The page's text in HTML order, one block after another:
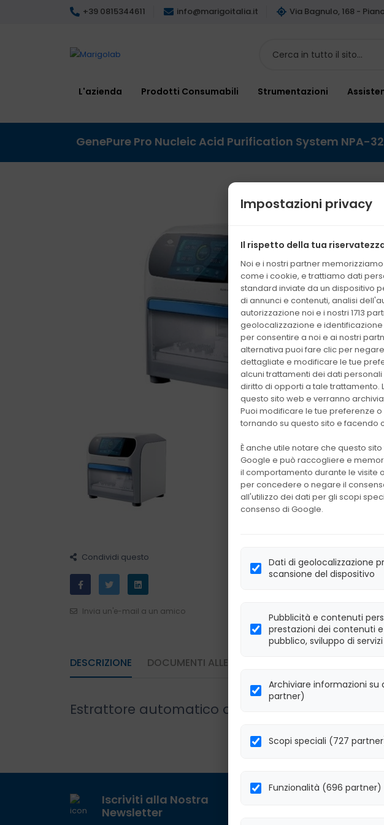
+39 0815344611 info@marigoitalia.it Via Bagnulo, 168 -
L'azienda Prodotti Consumabili Strumentazioni
GenePure Pro Nucleic Acid Purification System NPA-
Condividi questo
Invia un'e-mail a un amico
DESCRIZIONE DOCUMENTI ALLEGATI
Estrattore automatico di acidi nucleici.
Iscriviti alla Nostra
Newsletter
Iscriviti per ricevere le
Impostazioni privacy
Il rispetto della tua
Noi e i nostri partner
come i cookie, e trattiamo dati
standard inviate da un dispositivo
di annunci e contenuti, analisi
autorizzazione noi e i nostri 1713
geolocalizzazione e
per consentire a noi e ai nostri
alternativa puoi fare clic per
dettagliate e modificare le tue
alcuni trattamenti dei dati
diritto di opporti a tale trattamento.
questo sito web e verranno
Puoi modificare le tue preferenze
tornando su questo sito e facendo
È anche utile notare che questo
Google e può raccogliere e
il comportamento durante le visite
per concedere o negare il
all'utilizzo dei dati per gli scopi
consenso di Google.
Dati di geolocalizzazione
scansione del dispositivo
Pubblicità e contenuti
prestazioni dei contenuti
pubblico, sviluppo di servizi
Archiviare informazioni su
partner)
Scopi speciali (727
Funzionalità (696 partner)